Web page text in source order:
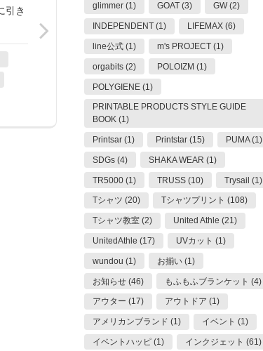
引き
glimmer (1) GOAT (3) GW (2)
INDEPENDENT (1) LIFEMAX (6)
line公式 (1) m's PROJECT (1)
orgabits (2) POLOIZM (1)
POLYGIENE (1)
PRINTABLE PRODUCTS STYLE GUIDE
BOOK (1)
Printsar (1) Printstar (15) PUMA (1)
SDGs (4) SHAKA WEAR (1)
TR5000 (1) TRUSS (10) Trysail (1)
Tシャツ (20) Tシャツプリント (108)
Tシャツ教室 (2) United Athle (21)
UnitedAthle (17) UVカット (1)
wundou (1) お揃い (1)
お知らせ (46) もふもふブランケット (4)
アウター (17) アウトドア (1)
アメリカンブランド (1) イベント (1)
イベントハッピ (1) インクジェット (61)